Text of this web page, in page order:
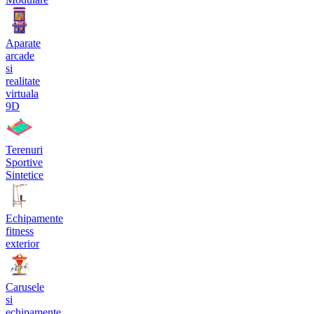
Aparate
arcade
si
realitate
virtuala
9D
Terenuri
Sportive
Sintetice
Echipamente
fitness
exterior
Carusele
si